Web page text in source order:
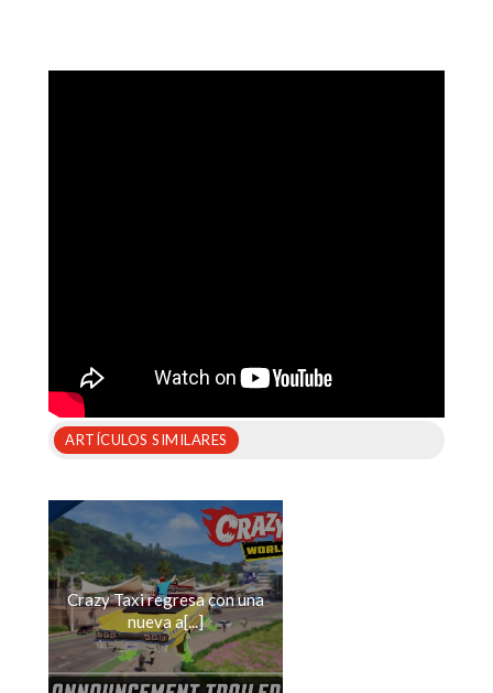
ARTÍCULOS SIMILARES
Crazy Taxi regresa con una
nueva a[...]